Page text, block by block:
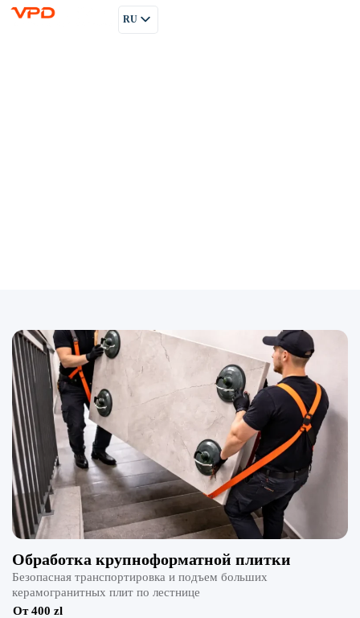
RU
Обработка крупноформатной плитки
Безопасная транспортировка и подъем больших
керамогранитных плит по лестнице
От 400 zl